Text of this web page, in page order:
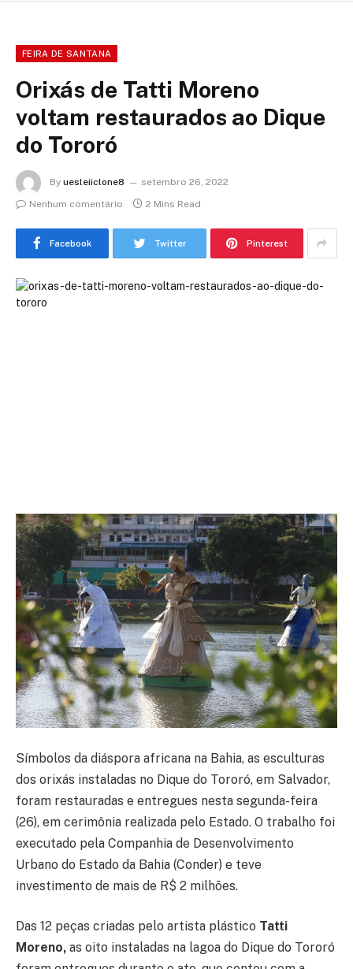
FEIRA DE SANTANA
Orixás de Tatti Moreno
voltam restaurados ao Dique
do Tororó
By uesleiiclone8
setembro 26, 2022
Nenhum comentário
2 Mins Read
Facebook Twitter Pinterest
Símbolos da diáspora africana na Bahia, as esculturas
dos orixás instaladas no Dique do Tororó, em Salvador,
foram restauradas e entregues nesta segunda-feira
(26), em cerimônia realizada pelo Estado. O trabalho foi
executado pela Companhia de Desenvolvimento
Urbano do Estado da Bahia (Conder) e teve
investimento de mais de R$ 2 milhões.
Das 12 peças criadas pelo artista plástico Tatti
Moreno, as oito instaladas na lagoa do Dique do Tororó